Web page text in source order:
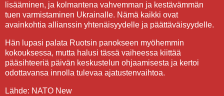
lisääminen, ja kolmantena vahvemman ja kestävämmän
tuen varmistaminen Ukrainalle. Nämä kaikki ovat
avainkohtia allianssin yhtenäisyydelle ja päättäväisyydelle.
Hän lupasi palata Ruotsin panokseen myöhemmin
kokouksessa, mutta halusi tässä vaiheessa kiittää
pääsihteeriä päivän keskustelun ohjaamisesta ja kertoi
odottavansa innolla tulevaa ajatustenvaihtoa.
Lähde: NATO New